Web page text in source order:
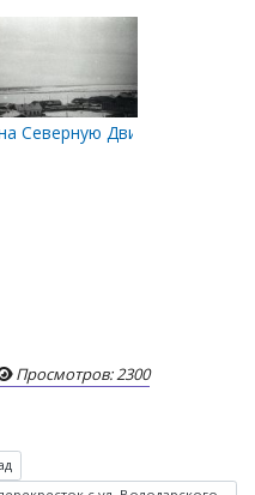
школы №19
Северную Двину с крыши
во время ледохода.
Просмотров: 2300